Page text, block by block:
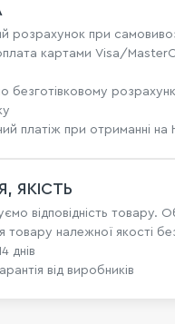
розрахунок при
картами Visa/
безготівковому
платіж при отриманні на
ЯКІСТЬ
відповідність товару.
товару належної якості
днів
від виробників